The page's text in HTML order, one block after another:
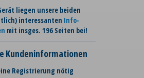
liegen unsere beiden
interessanten Info-
mit insges. 196 Seiten bei!
Kundeninformationen
Registrierung nötig